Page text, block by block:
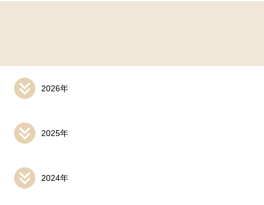
2026年
2025年
2024年